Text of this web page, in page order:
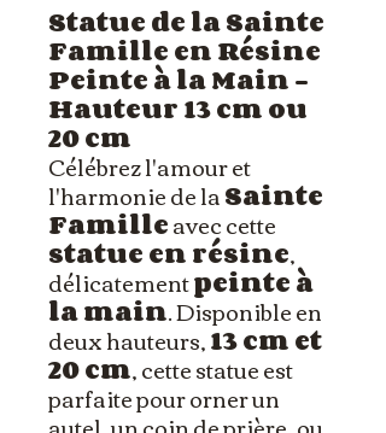
Statue de la Sainte
Famille en Résine
Peinte à la Main –
Hauteur 13 cm ou
20 cm
Célébrez l'amour et
l'harmonie de laSainte
Familleavec cette
statue en résine,
délicatementpeinte à
la main. Disponible en
deux hauteurs,13 cm et
20 cm, cette statue est
parfaite pour orner un